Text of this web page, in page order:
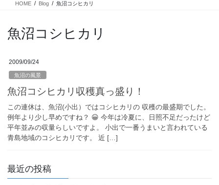
HOME Blog 魚沼コシヒカリ
魚沼コシヒカリ
2009/09/24
魚沼の風景
魚沼コシヒカリ収穫真っ盛り！
この連休は、魚沼(小出）ではコシヒカリの 収穫の最盛期でした。
例年より少し早めですね？ 😀 今年は冷夏に、日照不足だったけど
平年並みの収量らしいですよ。 小出で一番うまいと言われている
青島地域のコシヒカリです。 近 […]
最近の投稿